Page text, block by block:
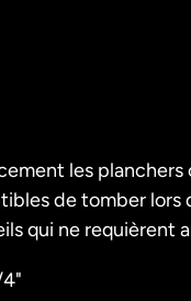
les
de tomber lors
qui ne requièrent